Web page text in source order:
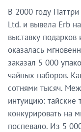
В 2000 году Паттри
Ltd. и вывела Erb
выставку
оказалась
заказал 5 000
чайных наборов.
сотнями тысяч.
интуицию: тайские
конкурировать на
поспевало. Из 5